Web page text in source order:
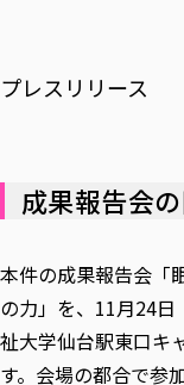
プレスリリース
成果報告会
本件の成果報告会「
の力」を、11月24
祉大学仙台駅東口キ
す。会場の都合で参